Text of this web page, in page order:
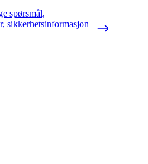
spørsmål,
sikkerhetsinformasjon
Bazaarvoice og overholder
og stjernevurdering er